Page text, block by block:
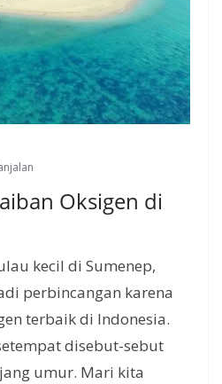
Oksigen di
kecil di Sumenep,
perbincangan karena
terbaik di Indonesia.
disebut-sebut
umur. Mari kita